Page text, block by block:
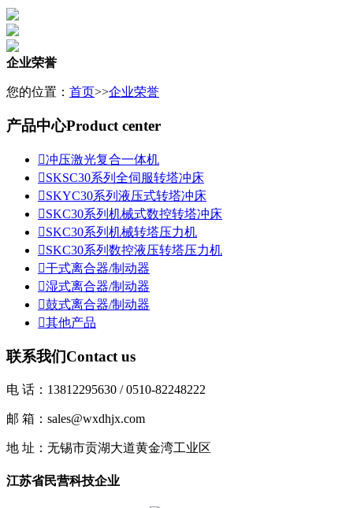
企业荣誉
您的位置： 首页>>企业荣誉
产品中心Product center
冲压激光复合一体机
SKSC30系列全伺服转塔冲床
SKYC30系列液压式转塔冲床
SKC30系列机械式数控转塔冲床
SKC30系列机械转塔压力机
SKC30系列数控液压转塔压力机
干式离合器/制动器
湿式离合器/制动器
鼓式离合器/制动器
其他产品
联系我们Contact us
电 话：13812295630 / 0510-82248222
邮 箱：sales@wxdhjx.com
地 址：无锡市贡湖大道黄金湾工业区
江苏省民营科技企业